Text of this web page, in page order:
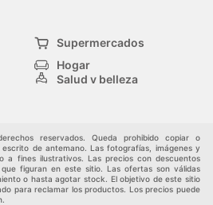
Supermercados
Hogar
Salud y belleza
reservados. Queda prohibido copiar o
de antemano. Las fotografías, imágenes y
a fines ilustrativos. Las precios con descuentos
figuran en este sitio. Las ofertas son válidas
o hasta agotar stock. El objetivo de este sitio
para reclamar los productos. Los precios puede